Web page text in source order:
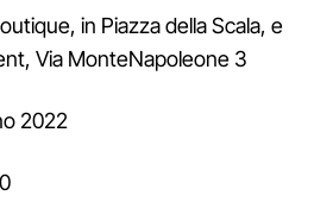
in Piazza della Scala, e
Via MonteNapoleone 3
2022